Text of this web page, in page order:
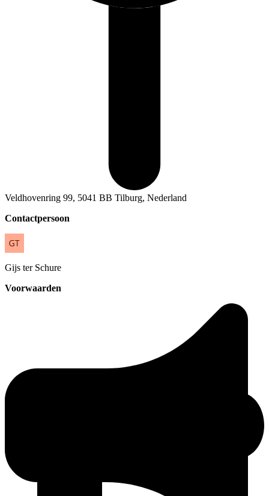
Veldhovenring 99, 5041 BB Tilburg, Nederland
Contactpersoon
Gijs ter Schure
Voorwaarden